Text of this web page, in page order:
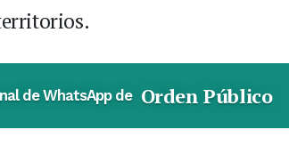
de WhatsApp de Orden Público